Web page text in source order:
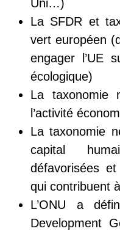
Uni…)
La SFDR et
vert européen
engager l’UE
écologique)
La taxonomie
l’activité
La taxonomie
capital
défavorisées
qui contribuent
L’ONU a
Development